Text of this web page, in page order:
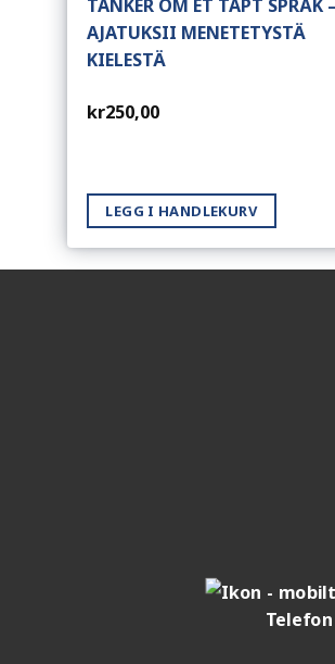
TANKER OM ET TAPT SPRÅK –
AJATUKSII MENETETYSTÄ
KIELESTÄ
kr250,00
LEGG I HANDLEKURV
Telefon